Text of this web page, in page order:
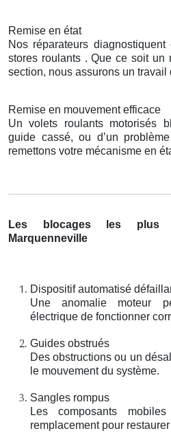
Remise en état
Nos réparateurs
stores roulants . Que ce soit un
section, nous assurons un travail
Remise en mouvement efficace
Un volets roulants motorisés
guide cassé, ou d’un
remettons votre mécanisme en
Les blocages les plus
Marquenneville
Dispositif automatisé
Une anomalie moteur
électrique de fonctionner
Guides obstrués
Des obstructions ou un
le mouvement du système.
Sangles rompus
Les composants
remplacement pour